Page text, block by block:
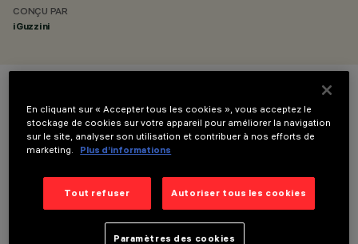
CONÇU PAR
iGuzzini
COULEUR
DONNÉES TECHNIQUES
En cliquant sur « Accepter tous les cookies », vous acceptez le
stockage de cookies sur votre appareil pour améliorer la navigation
sur le site, analyser son utilisation et contribuer à nos efforts de
marketing.
Plus d’informations
Tout refuser Autoriser tous les cookies
Paramètres des cookies